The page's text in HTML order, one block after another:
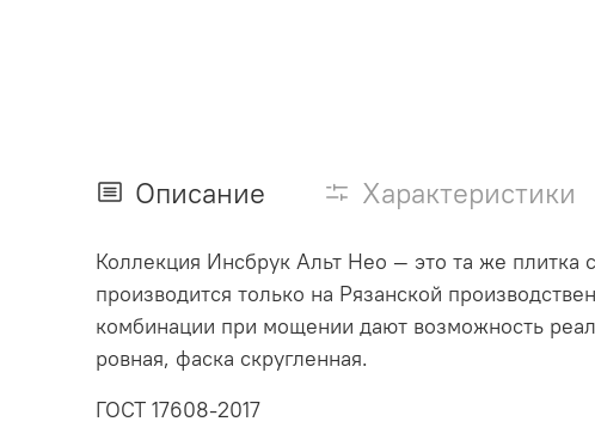
Описание Характеристики
Коллекция Инсбрук Альт Нео — это та же плитка
производится только на Рязанской
комбинации при мощении дают возможность
ровная, фаска скругленная.
ГОСТ 17608-2017